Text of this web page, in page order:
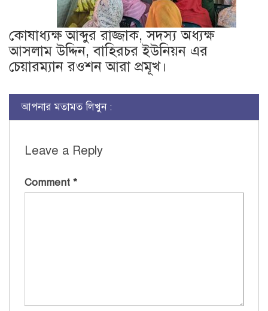
কোষাধ্যক্ষ আব্দুর রাজ্জাক, সদস্য অধ্যক্ষ
আসলাম উদ্দিন, বাহিরচর ইউনিয়ন এর
চেয়ারম্যান রওশন আরা প্রমূখ।
আপনার মতামত লিখুন :
Leave a Reply
Comment *